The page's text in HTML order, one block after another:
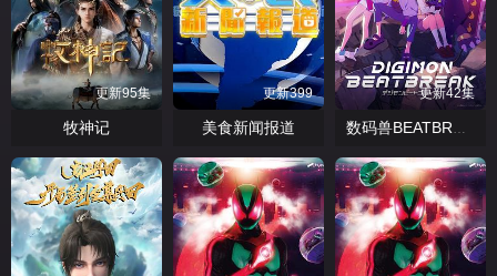
更新95集
牧神记
更新399
美食新闻报道
更新42集
数码兽BEATBREAK